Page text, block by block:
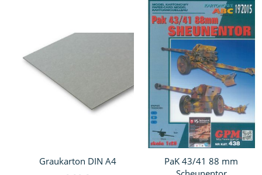
Graukarton DIN A4
PaK 43/41 88 mm